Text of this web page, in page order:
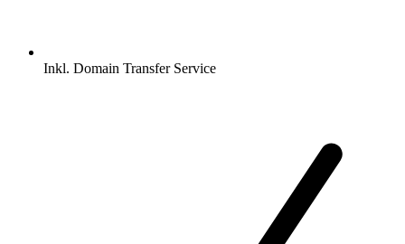
Inkl. Domain Transfer Service